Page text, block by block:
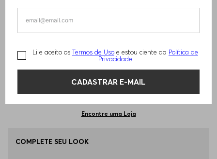
Li e aceito os Termos de Uso e estou ciente da Política de
Privacidade
CADASTRAR E-MAIL
560,00 R$ 280,00
TAMANHO -G - L Informações do Tamanho
Qual o seu Tamanho? Tabela de Tamanhos
EP - XS
Encontre uma Loja
COMPLETE SEU LOOK